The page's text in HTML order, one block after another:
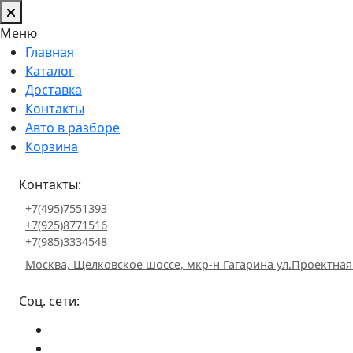
Меню
Главная
Каталог
Доставка
Контакты
Авто в разборе
Корзина
Контакты:
+7(495)7551393
+7(925)8771516
+7(985)3334548
Москва, Щелковское шоссе, мкр-н Гагарина ул.Проектная
Соц. сети: